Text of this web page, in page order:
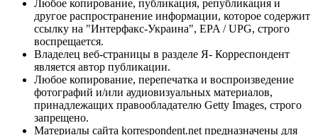
Любое копирование, публикация, републикация и
другое распространение информации, которое содержит
ссылку на "Интерфакс-Украина", EPA / UPG, строго
воспрещается.
Владелец веб-страницы в разделе Я- Корреспондент
является автор публикации.
Любое копирование, перепечатка и воспроизведение
фотографий и/или аудиовизуальных материалов,
принадлежащих правообладателю Getty Images, строго
запрещено.
Материалы сайта korrespondent.net предназначены для